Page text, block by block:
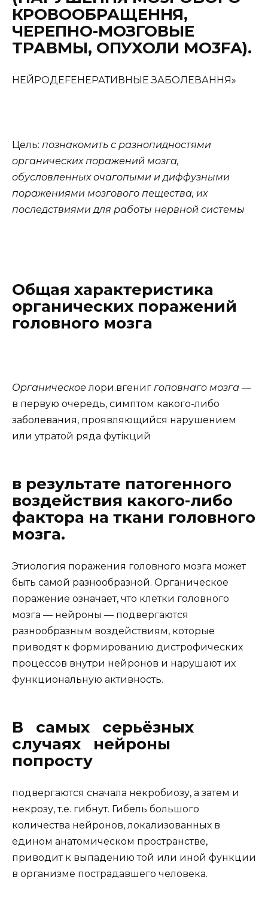
КРОВООБРАЩЕННЯ,
ЧЕРЕПНО-МОЗГОВЫЕ
ТРАВМЫ, ОПУХОЛИ MO3FA).
НЕЙРОДЕFЕНЕРАТИВНЫЕ ЗАБОЛЕВАННЯ»
Цель: познакомить с разнопидностями
органических поражений мозга,
обусловленных очагопыми и диффузными
поражениями мозгового пещества, их
последствиями для работы нервной системы
Общая характеристика
органических поражений
головного мозга
Органическоелори.вгeниг гoпoвнагo мозга —
в первую очередь, симптом какого-либо
заболевания, проявляющийся нарушением
или утратой ряда футікций
в результате патогенного
воздействия какого-либо
фактора на ткани головного
мозга.
Этиология поражения головного мозга может
быть самой разнообразной. Органическое
поражение означает, что клетки головного
мозга — нейроны — подвергаются
разнообразным воздействиям, которые
приводят к формированию дистрофических
процессов внутри нейронов и нарушают их
функциональную активность.
В самых серьёзных
случаях нейроны
попросту
подвергаются сначала некробиозу, а затем и
некрозу, т.е. гибнут. Гибель большого
количества нейронов, локализованных в
едином анатомическом пространстве,
приводит к выпадению той или иной функции
в организме пострадавшего человека.